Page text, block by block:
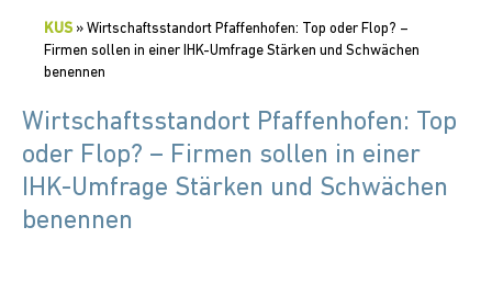
KUS » Wirtschaftsstandort Pfaffenhofen: Top oder Flop? –
Firmen sollen in einer IHK-Umfrage Stärken und Schwächen
benennen
Wirtschaftsstandort Pfaffenhofen: Top
oder Flop? – Firmen sollen in einer
IHK-Umfrage Stärken und Schwächen
benennen